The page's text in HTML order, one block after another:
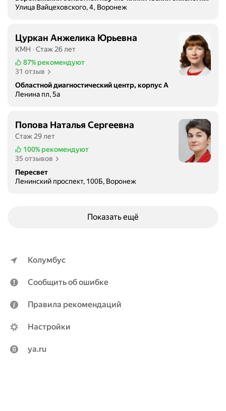
Улица Вайцеховского, 4, Воронеж
Цуркан Анжелика Юрьевна
КМН
Стаж 26 лет
87% рекомендуют
31 отзыв
Областной диагностический центр, корпус А
Ленина пл, 5а
Попова Наталья Сергеевна
Стаж 29 лет
100% рекомендуют
35 отзывов
Пересвет
Ленинский проспект, 100Б, Воронеж
Показать ещё
Колумбус
Сообщить об ошибке
Правила рекомендаций
Настройки
ya.ru